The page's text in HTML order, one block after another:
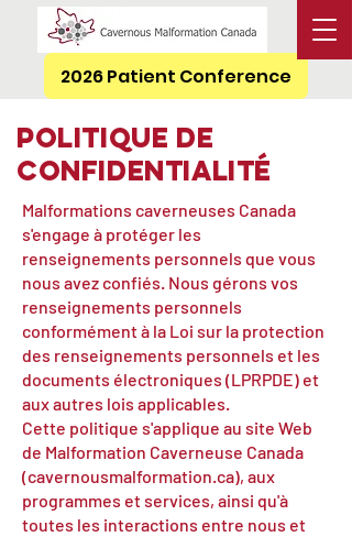
2026 Patient Conference
politique de
confidentialité
Malformations caverneuses Canada
s'engage à protéger les
renseignements personnels que vous
nous avez confiés. Nous gérons vos
renseignements personnels
conformément à la Loi sur la protection
des renseignements personnels et les
documents électroniques (LPRPDE) et
aux autres lois applicables.
Cette politique s'applique au site Web
de Malformation Caverneuse Canada
(cavernousmalformation.ca), aux
programmes et services, ainsi qu'à
toutes les interactions entre nous et